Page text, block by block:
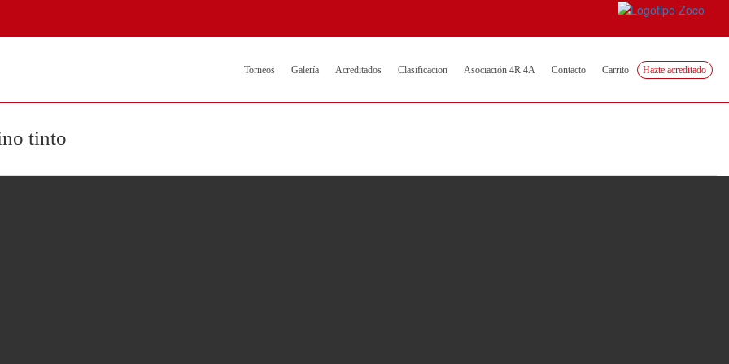
Torneos Galería Acreditados Clasificacion Asociación 4R 4A Contacto Carrito Hazte acreditado
tinto